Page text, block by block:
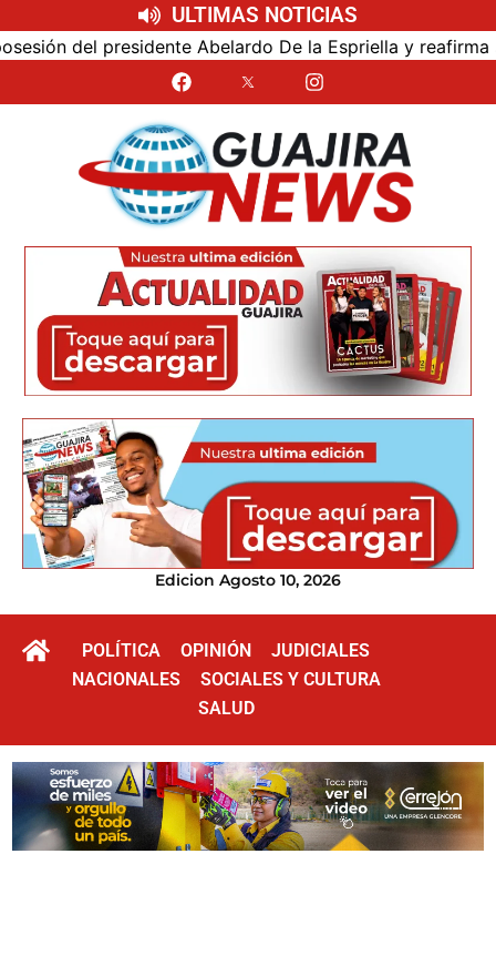
ULTIMAS NOTICIAS
del presidente Abelardo De la Espriella y reafirma su
Edicion Agosto 10, 2026
POLÍTICA OPINIÓN
JUDICIALES
NACIONALES
SOCIALES Y CULTURA
SALUD